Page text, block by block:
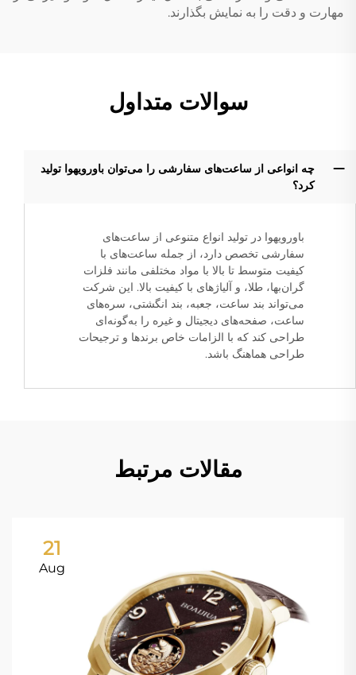
مهارت و دقت را به نمایش بگذارند.
سوالات متداول
چه انواعی از ساعت‌های سفارشی را می‌توان باورویهوا تولید
کرد؟
باورویهوا در تولید انواع متنوعی از ساعت‌های
سفارشی تخصص دارد، از جمله ساعت‌های با
کیفیت متوسط تا بالا با مواد مختلفی مانند فلزات
گران‌بها، طلا، و آلیاژهای با کیفیت بالا. این شرکت
می‌تواند بند ساعت، جعبه، بند انگشتی، سره‌های
ساعت، صفحه‌های دیجیتال و غیره را به‌گونه‌ای
طراحی کند که با الزامات خاص برندها و ترجیحات
طراحی هماهنگ باشد.
مقالات مرتبط
21
Aug